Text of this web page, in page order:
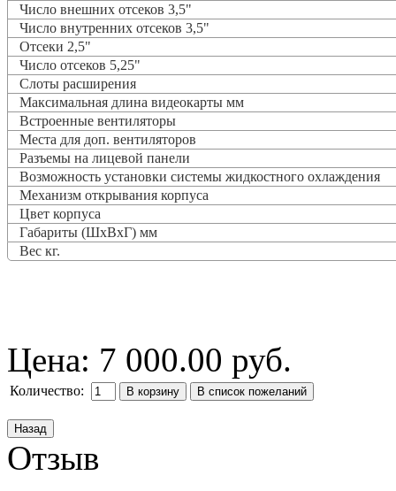
Число внешних отсеков 3,5"
Число внутренних отсеков 3,5"
Отсеки 2,5"
Число отсеков 5,25"
Слоты расширения
Максимальная длина видеокарты мм
Встроенные вентиляторы
Места для доп. вентиляторов
Разъемы на лицевой панели
Возможность установки системы жидкостного охлаждения
Механизм открывания корпуса
Цвет корпуса
Габариты (ШхВхГ) мм
Вес кг.
Цена: 7 000.00 руб.
Количество:
Отзыв